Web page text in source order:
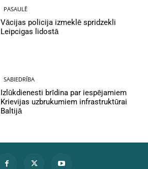
PASAULĒ
Vācijas policija izmeklē spridzekli
Leipcigas lidostā
SABIEDRĪBA
Izlūkdienesti brīdina par iespējamiem
Krievijas uzbrukumiem infrastruktūrai
Baltijā